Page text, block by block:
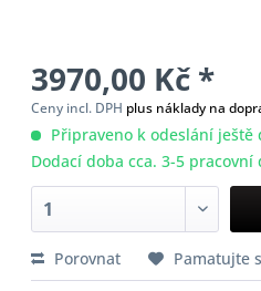
3970,00 Kč *
Ceny incl. DPH plus náklady na
Připraveno k odeslání ještě
Dodací doba cca. 3-5 pracovní
Porovnat Pamatujte